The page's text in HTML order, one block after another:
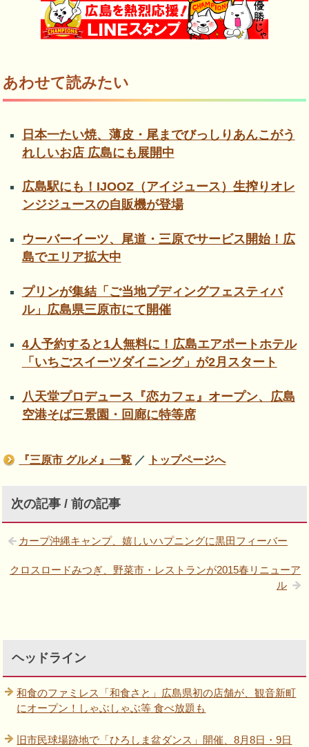
あわせて読みたい
日本一たい焼、薄皮・尾までびっしりあんこがう
れしいお店 広島にも展開中
広島駅にも！IJOOZ（アイジュース）生搾りオレ
ンジジュースの自販機が登場
ウーバーイーツ、尾道・三原でサービス開始！広
島でエリア拡大中
プリンが集結「ご当地プディングフェスティバ
ル」広島県三原市にて開催
4人予約すると1人無料に！広島エアポートホテル
「いちごスイーツダイニング」が2月スタート
八天堂プロデュース『恋カフェ』オープン、広島
空港そば三景園・回廊に特等席
『三原市 グルメ』一覧 ／ トップページへ
次の記事 / 前の記事
カープ沖縄キャンプ、嬉しいハプニングに黒田フィーバー
クロスロードみつぎ、野菜市・レストランが2015春リニューア
ル
ヘッドライン
和食のファミレス「和食さと」広島県初の店舗が、観音新町
にオープン！しゃぶしゃぶ等 食べ放題も
旧市民球場跡地で「ひろしま盆ダンス」開催、8月8日・9日